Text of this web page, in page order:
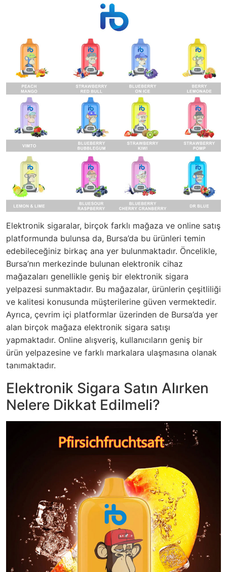
Elektronik sigaralar, birçok farklı mağaza ve online satış
platformunda bulunsa da, Bursa’da bu ürünleri temin
edebileceğiniz birkaç ana yer bulunmaktadır. Öncelikle,
Bursa’nın merkezinde bulunan elektronik cihaz
mağazaları genellikle geniş bir elektronik sigara
yelpazesi sunmaktadır. Bu mağazalar, ürünlerin çeşitliliği
ve kalitesi konusunda müşterilerine güven vermektedir.
Ayrıca, çevrim içi platformlar üzerinden de Bursa’da yer
alan birçok mağaza elektronik sigara satışı
yapmaktadır. Online alışveriş, kullanıcıların geniş bir
ürün yelpazesine ve farklı markalara ulaşmasına olanak
tanımaktadır.
Elektronik Sigara Satın Alırken
Nelere Dikkat Edilmeli?